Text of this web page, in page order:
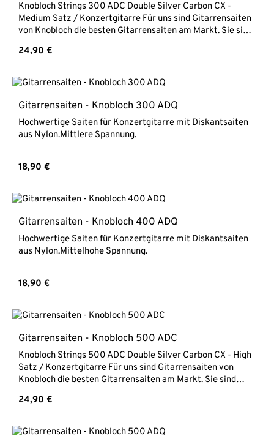
Knobloch Strings 300 ADC Double Silver Carbon CX -
Medium Satz / Konzertgitarre Für uns sind Gitarrensaiten
von Knobloch die besten Gitarrensaiten am Markt. Sie sind
ausgewogene Balance zwischen druckvollen Bässen,
wurden die Bässe aus Double Silver und die Diskantsaiten
Saiten sind hergestellt aus Reinsilber, einem der
hochwertigsten Materialien. Sie liefern einen schönen und
langwährenden Ton mit mehr Körper und Tiefe und sind
somit ideal für Studio- und Live-Aufnahmen. Durch die
unübertroffene Haltbarkeit. Medium Tension / mittlere
umsponnen - Reinsilber
Regulärer Preis:
24,90 €
Gitarrensaiten - Knobloch 300 ADQ
Hochwertige Saiten für Konzertgitarre mit Diskantsaiten
aus Nylon.Mittlere Spannung.
Regulärer Preis:
18,90 €
Gitarrensaiten - Knobloch 400 ADQ
Hochwertige Saiten für Konzertgitarre mit Diskantsaiten
aus Nylon.Mittelhohe Spannung.
Regulärer Preis:
18,90 €
Gitarrensaiten - Knobloch 500 ADC
Knobloch Strings 500 ADC Double Silver Carbon CX - High
Satz / Konzertgitarre Für uns sind Gitarrensaiten von
Knobloch die besten Gitarrensaiten am Markt. Sie sind
ausgewogene Balance zwischen druckvollen Bässen,
wurden die Bässe aus Double Silver und die Diskantsaiten
Regulärer Preis:
24,90 €